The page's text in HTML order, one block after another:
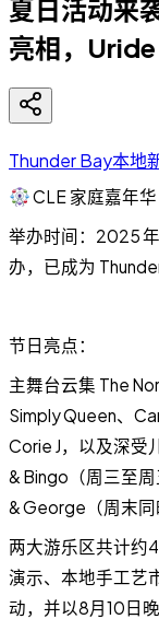
夏日活动来
亮相，
Thunder Bay本地
CLE 家庭嘉年
举办时间：2025
办，已成为
节日亮点：
主舞台云集 The
Simply Queen、
Corie J，以及深
& Bingo（周三至
& George（周末同
两大游乐区共计约
演示、本地手工艺
动，并以8月10日